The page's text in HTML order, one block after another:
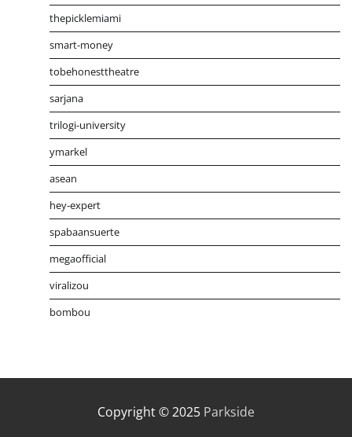
thepicklemiami
smart-money
tobehonesttheatre
sarjana
trilogi-university
ymarkel
asean
hey-expert
spabaansuerte
megaofficial
viralizou
bombou
Copyright © 2025 Parkside